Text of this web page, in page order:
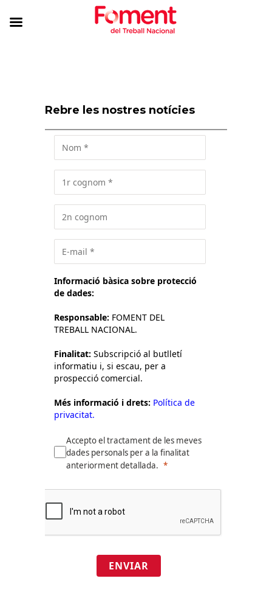
Rebre les nostres notícies
Informació bàsica sobre protecció
de dades:
Responsable: FOMENT DEL
TREBALL NACIONAL.
Finalitat: Subscripció al butlletí
informatiu i, si escau, per a
prospecció comercial.
Més informació i drets: Política de
privacitat.
Accepto el tractament de les meves
dades personals per a la finalitat
anteriorment detallada.
ENVIAR